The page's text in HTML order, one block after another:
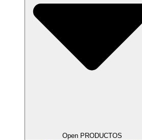
Open PRODUCTOS